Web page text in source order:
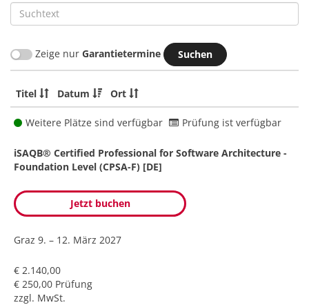
Suchtext
Zeige nur Garantietermine
Titel Datum Ort
Weitere Plätze sind verfügbar Prüfung ist verfügbar
iSAQB® Certified Professional for Software Architecture -
Foundation Level (CPSA-F) [DE]
Jetzt buchen
Graz 9. – 12. März 2027
€ 2.140,00
€ 250,00 Prüfung
zzgl. MwSt.